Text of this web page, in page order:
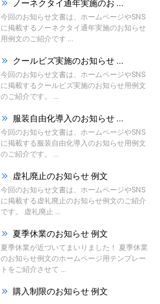
ノーネクタイ通年実施のお ...
今回のお知らせ文書は、ホームページやSNS
に掲載するノーネクタイ通年実施のお知らせ
用例文のご紹介です ...
クールビズ実施のお知らせ ...
今回のお知らせ文書は、ホームページやSNS
に掲載するクールビズ実施のお知らせ用例文
のご紹介です。 ...
服装自由化導入のお知らせ ...
今回のお知らせ文書は、ホームページやSNS
に掲載する服装自由化導入のお知らせ用例文
のご紹介です。 ...
虚礼廃止のお知らせ 例文
今回のお知らせ文書は、ホームページやSNS
に掲載する虚礼廃止のお知らせ例文のご紹介
です。 虚礼廃止 ...
夏季休業のお知らせ 例文
夏季休業が近づいてまいりました！ 夏季休業
のお知らせ例文のホームページ用テンプレー
トをご紹介させて ...
購入制限のお知らせ 例文